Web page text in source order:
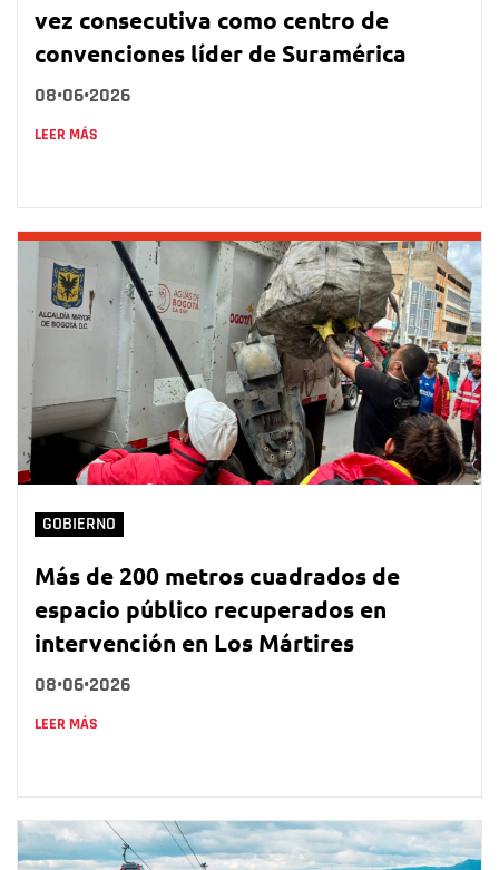
vez consecutiva como centro de
convenciones líder de Suramérica
08•06•2026
LEER MÁS
GOBIERNO
Más de 200 metros cuadrados de
espacio público recuperados en
intervención en Los Mártires
08•06•2026
LEER MÁS